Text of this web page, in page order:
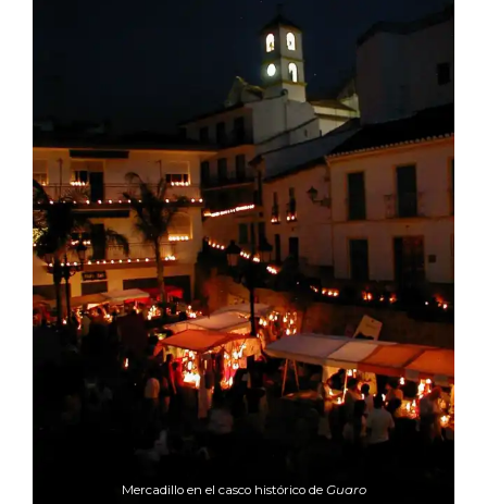
Mercadillo en el casco histórico deGuaro